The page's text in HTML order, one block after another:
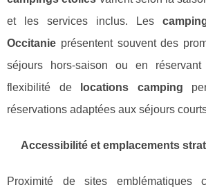
et les services inclus. Les
Occitanie présentent souvent des
séjours hors-saison ou en
flexibilité de
locations camping
réservations adaptées aux séjours
Accessibilité et emplacements
Proximité de sites emblématiques